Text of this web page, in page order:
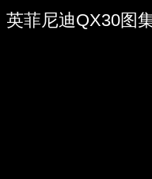
英菲尼迪QX30图